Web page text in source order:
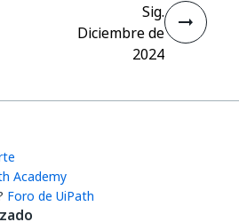
Sig.
Diciembre de
2024
Academy
Foro de UiPath